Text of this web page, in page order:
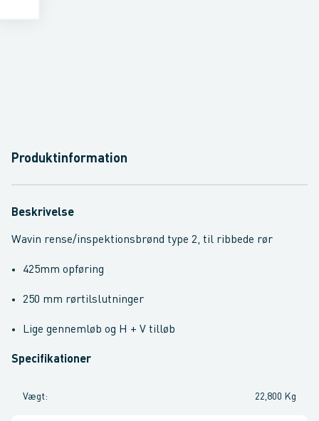
Produktinformation
Beskrivelse
Wavin rense/inspektionsbrønd type 2, til ribbede rør
425mm opføring
250 mm rørtilslutninger
Lige gennemløb og H + V tilløb
Specifikationer
Vægt: 22,800 Kg